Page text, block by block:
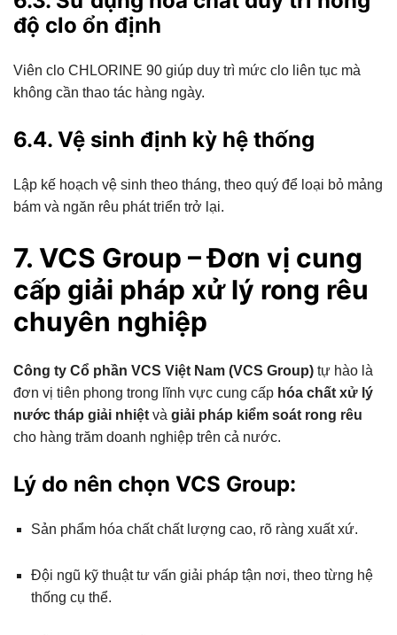
độ clo ổn định
Viên clo CHLORINE 90 giúp duy trì mức clo liên tục mà
không cần thao tác hàng ngày.
6.4. Vệ sinh định kỳ hệ thống
Lập kế hoạch vệ sinh theo tháng, theo quý để loại bỏ mảng
bám và ngăn rêu phát triển trở lại.
7. VCS Group – Đơn vị cung
cấp giải pháp xử lý rong rêu
chuyên nghiệp
Công ty Cổ phần VCS Việt Nam (VCS Group) tự hào là
đơn vị tiên phong trong lĩnh vực cung cấp hóa chất xử lý
nước tháp giải nhiệt và giải pháp kiểm soát rong rêu
cho hàng trăm doanh nghiệp trên cả nước.
Lý do nên chọn VCS Group:
Sản phẩm hóa chất chất lượng cao, rõ ràng xuất xứ.
Đội ngũ kỹ thuật tư vấn giải pháp tận nơi, theo từng hệ
thống cụ thể.